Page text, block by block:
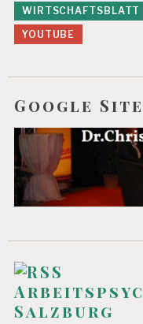
T
A
G
P
R
A
L
A
EI
P
R
Ä
WIRTSCHAFTSBLATT
YOUTUBE
Google
Salzburg